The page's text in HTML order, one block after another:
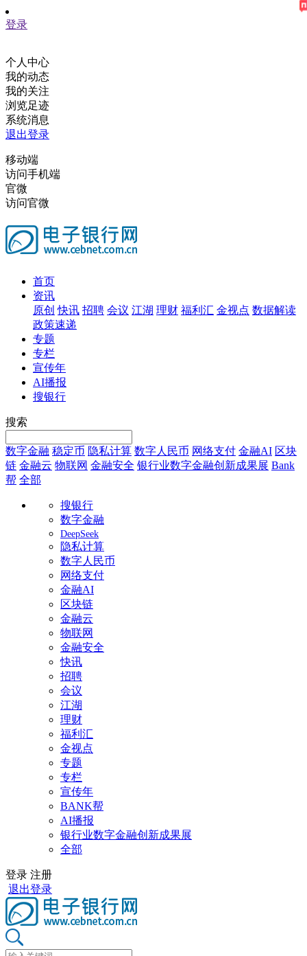
登录
个人中心
我的动态
我的关注
浏览足迹
系统消息
退出登录
移动端
访问手机端
官微
访问官微
首页
资讯
原创 快讯 招聘 会议 江湖 理财 福利汇 金视点 数据解读
政策速递
专题
专栏
宣传年
AI播报
搜银行
搜索
数字金融 稳定币 隐私计算 数字人民币 网络支付 金融AI 区块
链 金融云 物联网 金融安全 银行业数字金融创新成果展 Bank
帮 全部
搜银行
数字金融
DeepSeek
隐私计算
数字人民币
网络支付
金融AI
区块链
金融云
物联网
金融安全
快讯
招聘
会议
江湖
理财
福利汇
金视点
专题
专栏
宣传年
BANK帮
AI播报
银行业数字金融创新成果展
全部
登录 注册
退出登录